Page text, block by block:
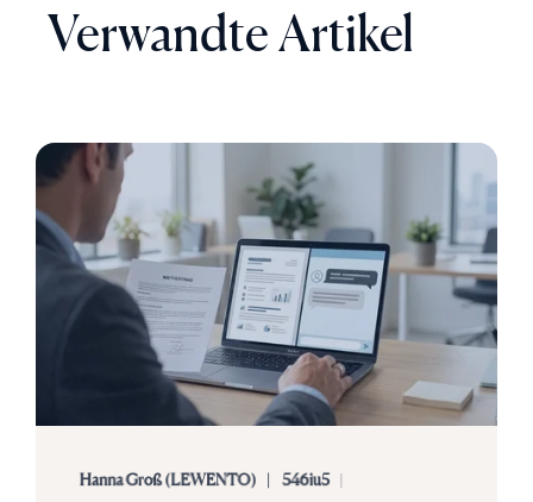
Verwandte Artikel
Hanna Groß (LEWENTO) 546iu5